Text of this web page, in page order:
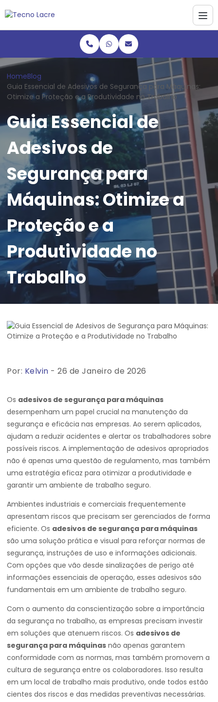
HomeBlog
Guia Essencial de Adesivos de Segurança para Máquinas:
Otimize a Proteção e a Produtividade no Trabalho
Guia Essencial de
Adesivos de
Segurança para
Máquinas: Otimize a
Proteção e a
Produtividade no
Trabalho
Por: Kelvin - 26 de Janeiro de 2026
Os adesivos de segurança para máquinas
desempenham um papel crucial na manutenção da
segurança e eficácia nas empresas. Ao serem aplicados,
ajudam a reduzir acidentes e alertar os trabalhadores sobre
possíveis riscos. A implementação de adesivos apropriados
não é apenas uma questão de regulamento, mas também
uma estratégia eficaz para otimizar a produtividade e
garantir um ambiente de trabalho seguro.
Ambientes industriais e comerciais frequentemente
apresentam riscos que precisam ser gerenciados de forma
eficiente. Os adesivos de segurança para máquinas
são uma solução prática e visual para reforçar normas de
segurança, instruções de uso e informações adicionais.
Com opções que vão desde sinalizações de perigo até
informações essenciais de operação, esses adesivos são
fundamentais em um ambiente de trabalho seguro.
Com o aumento da conscientização sobre a importância
da segurança no trabalho, as empresas precisam investir
em soluções que atenuem riscos. Os adesivos de
segurança para máquinas não apenas garantem
conformidade com as normas, mas também promovem a
cultura de segurança entre os colaboradores. Isso resulta
em um local de trabalho mais produtivo, onde todos estão
cientes dos riscos e das medidas preventivas necessárias.